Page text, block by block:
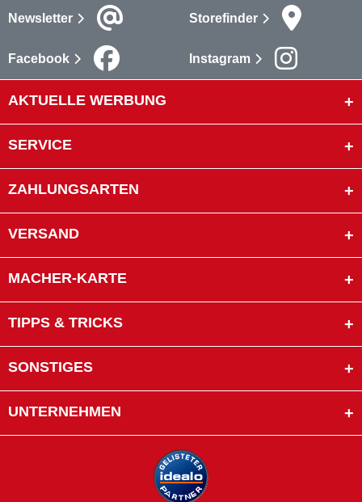
Newsletter Storefinder
Facebook Instagram
AKTUELLE WERBUNG
SERVICE
ZAHLUNGSARTEN
VERSAND
MACHER-KARTE
TIPPS & TRICKS
SONSTIGES
UNTERNEHMEN